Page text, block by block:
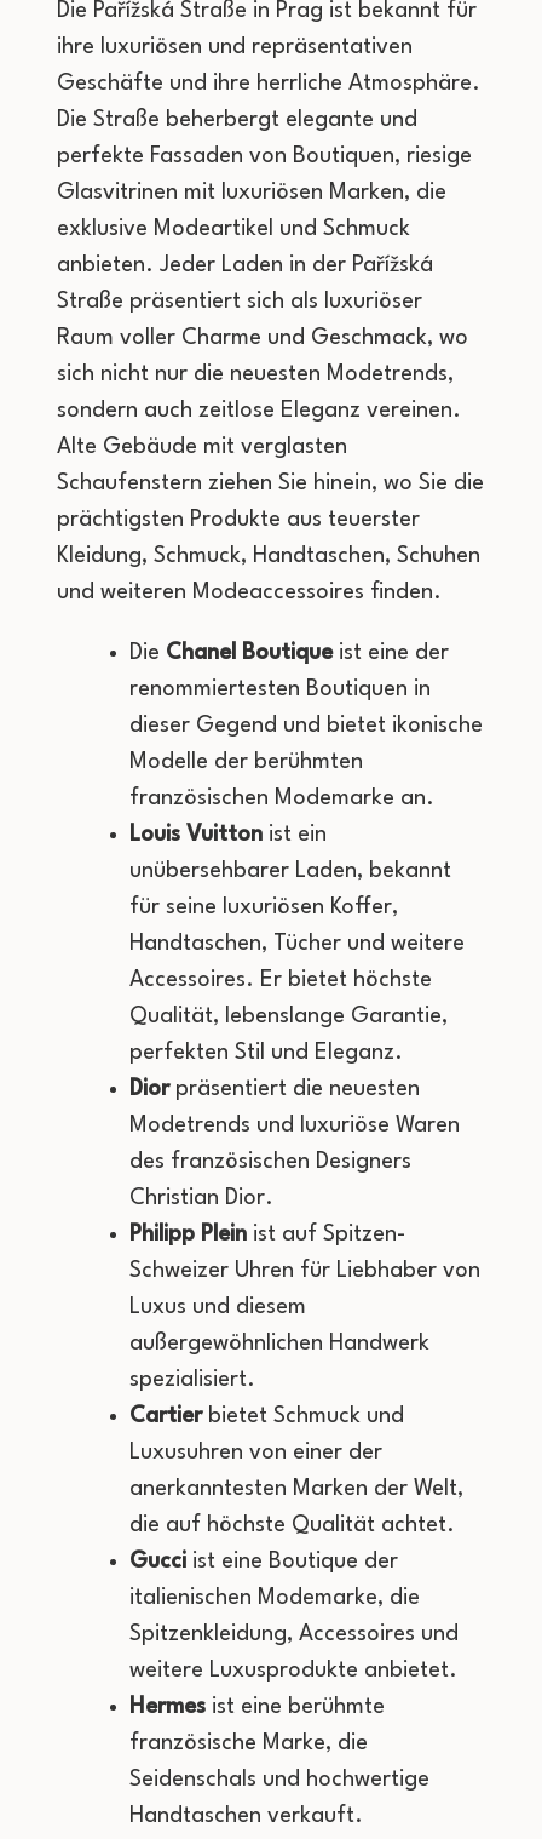
Die Pařížská Straße in Prag ist bekannt für
ihre luxuriösen und repräsentativen
Geschäfte und ihre herrliche Atmosphäre.
Die Straße beherbergt elegante und
perfekte Fassaden von Boutiquen, riesige
Glasvitrinen mit luxuriösen Marken, die
exklusive Modeartikel und Schmuck
anbieten. Jeder Laden in der Pařížská
Straße präsentiert sich als luxuriöser
Raum voller Charme und Geschmack, wo
sich nicht nur die neuesten Modetrends,
sondern auch zeitlose Eleganz vereinen.
Alte Gebäude mit verglasten
Schaufenstern ziehen Sie hinein, wo Sie die
prächtigsten Produkte aus teuerster
Kleidung, Schmuck, Handtaschen, Schuhen
und weiteren Modeaccessoires finden.
Die Chanel Boutiqueist eine der
renommiertesten Boutiquen in
dieser Gegend und bietet ikonische
Modelle der berühmten
französischen Modemarke an.
Louis Vuitton ist ein
unübersehbarer Laden, bekannt
für seine luxuriösen Koffer,
Handtaschen, Tücher und weitere
Accessoires. Er bietet höchste
Qualität, lebenslange Garantie,
perfekten Stil und Eleganz.
Diorpräsentiert die neuesten
Modetrends und luxuriöse Waren
des französischen Designers
Christian Dior.
Philipp Plein ist auf Spitzen-
Schweizer Uhren für Liebhaber von
Luxus und diesem
außergewöhnlichen Handwerk
spezialisiert.
Cartierbietet Schmuck und
Luxusuhren von einer der
anerkanntesten Marken der Welt,
die auf höchste Qualität achtet.
Gucci ist eine Boutique der
italienischen Modemarke, die
Spitzenkleidung, Accessoires und
weitere Luxusprodukte anbietet.
Hermes ist eine berühmte
französische Marke, die
Seidenschals und hochwertige
Handtaschen verkauft.